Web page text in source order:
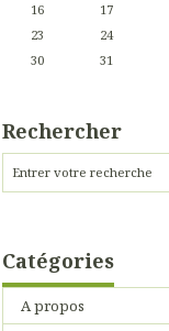
16
17
23
24
30
31
Rechercher
Catégories
A propos